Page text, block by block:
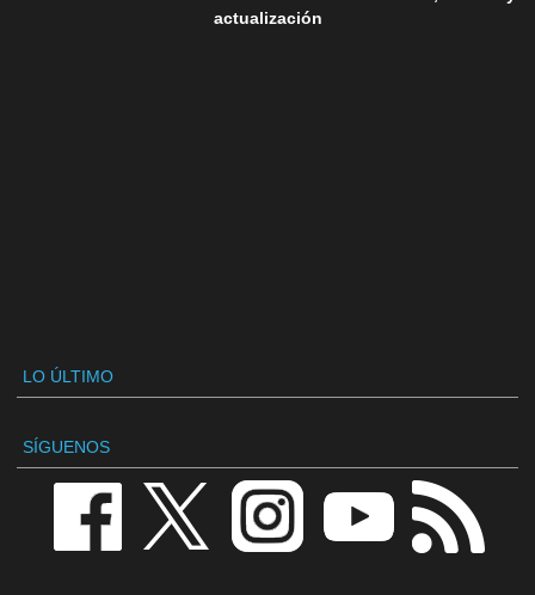
actualización
LO ÚLTIMO
SÍGUENOS